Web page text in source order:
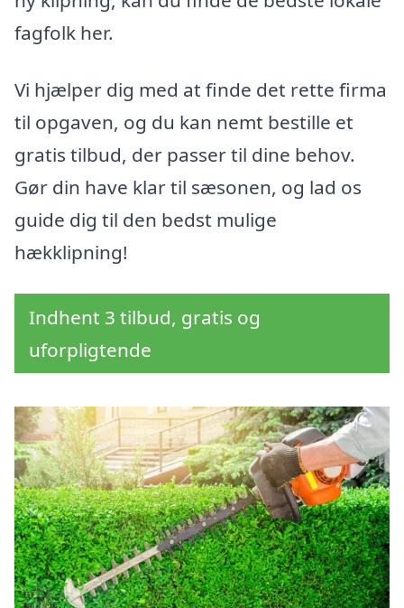
fagfolk her.
Vi hjælper dig med at finde det rette firma
til opgaven, og du kan nemt bestille et
gratis tilbud, der passer til dine behov.
Gør din have klar til sæsonen, og lad os
guide dig til den bedst mulige
hækklipning!
Indhent 3 tilbud, gratis og
uforpligtende